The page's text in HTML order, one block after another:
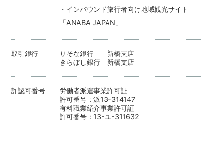
・インバウンド旅行者向け地域観光サイト
「ANABA JAPAN 」
取引銀行
りそな銀行 新橋支店
きらぼし銀行 新橋支店
許認可番号
労働者派遣事業許可証
許可番号：派13-314147
有料職業紹介事業許可証
許可番号：13-ユ-311632